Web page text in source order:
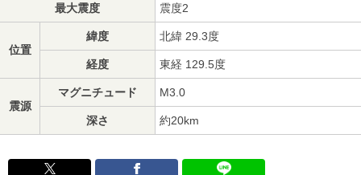
最大震度 震度2
位置
緯度 北緯 29.3度
経度 東経 129.5度
震源
マグニチュード M3.0
深さ 約20km